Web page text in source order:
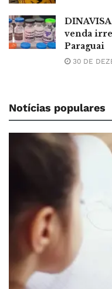
venda
Paraguai
30 DE
Notícias populares